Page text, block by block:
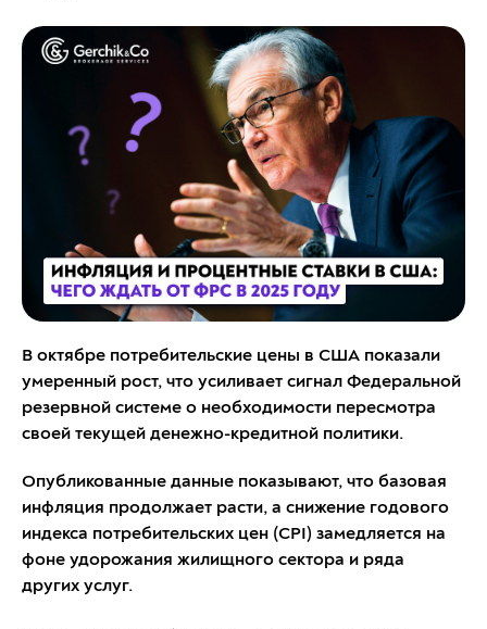
В октябре потребительские цены в США показали
умеренный рост, что усиливает сигнал Федеральной
резервной системе о необходимости пересмотра
своей текущей денежно-кредитной политики.
Опубликованные данные показывают, что базовая
инфляция продолжает расти, а снижение годового
индекса потребительских цен (CPI) замедляется на
фоне удорожания жилищного сектора и ряда
других услуг.